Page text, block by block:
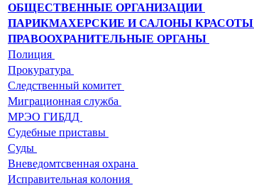
ОБЩЕСТВЕННЫЕ ОРГАНИЗАЦИИ
ПАРИКМАХЕРСКИЕ И САЛОНЫ КРАСОТЫ
ПРАВООХРАНИТЕЛЬНЫЕ ОРГАНЫ
Полиция
Прокуратура
Следственный комитет
Миграционная служба
МРЭО ГИБДД
Судебные приставы
Суды
Вневедомтсвенная охрана
Исправительная колония